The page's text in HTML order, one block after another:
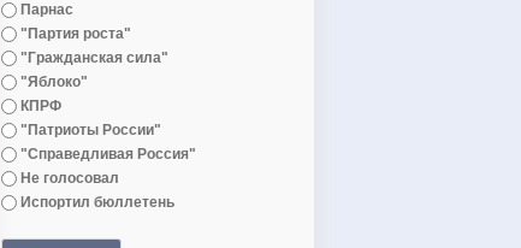
Парнас
"Партия роста"
"Гражданская сила"
"Яблоко"
КПРФ
"Патриоты России"
"Справедливая Россия"
Не голосовал
Испортил бюллетень